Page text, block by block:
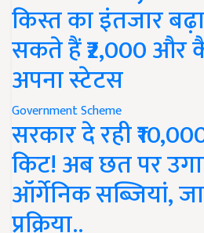
किस्त का इंतजार
सकते हैं ₹2,000
अपना स्टेटस
Government Scheme
सरकार दे रही
किट! अब छत पर
ऑर्गेनिक सब्जियां,
प्रक्रिया..